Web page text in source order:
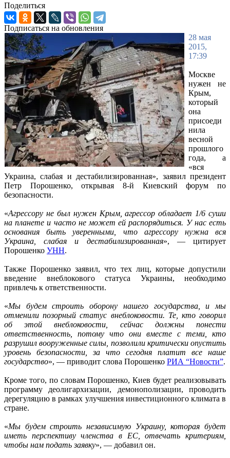
Поделиться
Подписаться на обновления
28 мая
2015,
17:39
Москве
нужен не
Крым,
который
она
присоеди
нила
весной
прошлого
года, а
«вся
Украина, слабая и дестабилизированная», заявил президент
Петр Порошенко, открывая 8-й Киевский форум по
безопасности.
«Агрессору не был нужен Крым, агрессор обладает 1/6 суши
на планете и часто не может ей распорядиться. У нас есть
основания быть уверенными, что агрессору нужна вся
Украина, слабая и дестабилизированная», — цитирует
Порошенко УНН.
Также Порошенко заявил, что тех лиц, которые допустили
введение внеблокового статуса Украины, необходимо
привлечь к ответственности.
«Мы будем строить оборону нашего государства, и мы
отменили позорный статус внеблоковости. Те, кто говорил
об этой внеблоковости, сейчас должны понести
ответственность, потому что они вместе с теми, кто
разрушил вооруженные силы, позволили критически опустить
уровень безопасности, за что сегодня платит все наше
государство», — приводит слова Порошенко РИА “Новости”.
Кроме того, по словам Порошенко, Киев будет реализовывать
программу деолигархизации, демонополизации, проводить
дерегуляцию в рамках улучшения инвестиционного климата в
стране.
«Мы будем строить независимую Украину, которая будет
иметь перспективу членства в ЕС, отвечать критериям,
чтобы нам подать заявку», — добавил он.